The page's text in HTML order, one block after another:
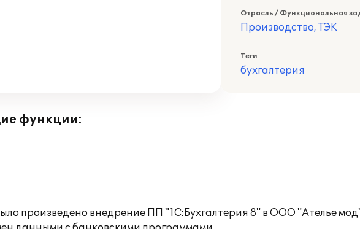
Отрасль / Функциональная
Производство, ТЭК
Теги
бухгалтерия
функции:
произведено внедрение ПП "1С:Бухгалтерия 8" в ООО "Ателье